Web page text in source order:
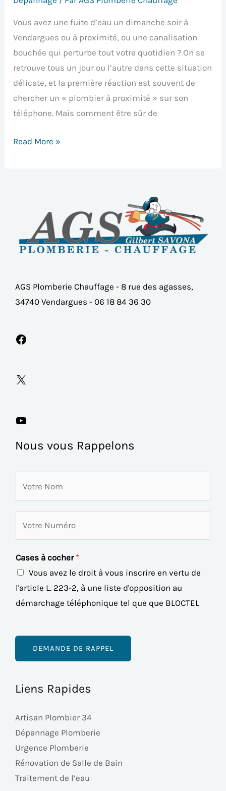
Vous avez une fuite d’eau un dimanche soir à
Vendargues ou à proximité, ou une canalisation
bouchée qui perturbe tout votre quotidien ? On se
retrouve tous un jour ou l’autre dans cette situation
délicate, et la première réaction est souvent de
chercher un « plombier à proximité » sur son
téléphone. Mais comment être sûr de
Read More »
AGS Plomberie Chauffage - 8 rue des agasses,
34740 Vendargues - 06 18 84 36 30
Nous vous Rappelons
m
r
e
N
u
é
Cases à cocher *
Vous avez le droit à vous inscrire en vertu de
l'article L. 223-2, à une liste d'opposition au
démarchage téléphonique tel que que BLOCTEL
DEMANDE DE RAPPEL
Liens Rapides
Artisan Plombier 34
Dépannage Plomberie
Urgence Plomberie
Rénovation de Salle de Bain
Traitement de l’eau